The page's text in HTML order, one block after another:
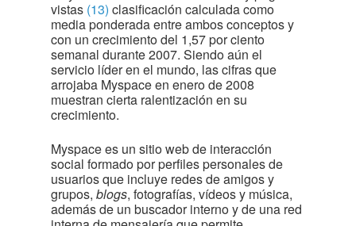
vistas (13) clasificación calculada como
media ponderada entre ambos conceptos y
con un crecimiento del 1,57 por ciento
semanal durante 2007. Siendo aún el
servicio líder en el mundo, las cifras que
arrojaba Myspace en enero de 2008
muestran cierta ralentización en su
crecimiento.
Myspace es un sitio web de interacción
social formado por perfiles personales de
usuarios que incluye redes de amigos y
grupos, blogs, fotografías, vídeos y música,
además de un buscador interno y de una red